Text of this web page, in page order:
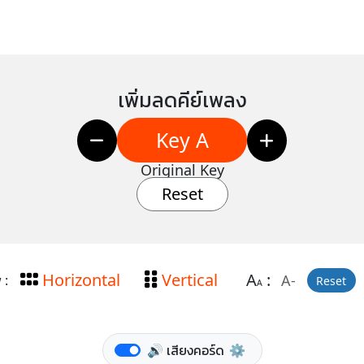
เพิ่มลดคีย์เพลง
Key A
Original Key
Reset
: Horizontal Vertical AA: A- Reset
🔊 เสียงคอร์ด ⚙️